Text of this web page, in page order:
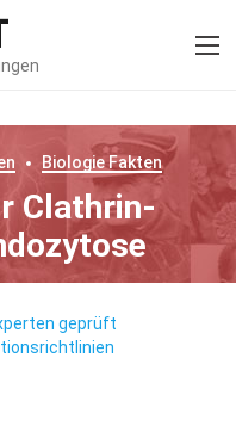
BiologieFakten
Clathrin-
geprüft